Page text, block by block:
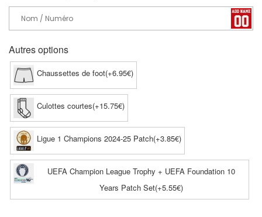
Autres options
Chaussettes de foot(+6.95€)
Culottes courtes(+15.75€)
Ligue 1 Champions 2024-25 Patch(+3.85€)
UEFA Champion League Trophy + UEFA Foundation 10
Years Patch Set(+5.55€)